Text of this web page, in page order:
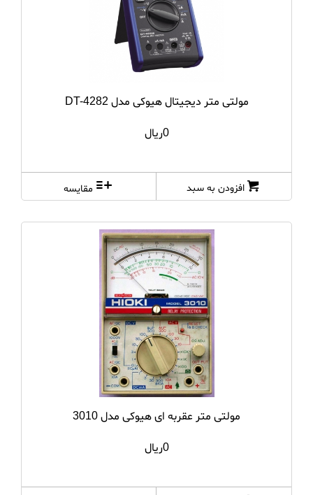
مولتی متر دیجیتال هیوکی مدل DT-4282
0ریال
افزودن به سبد مقایسه
مولتی متر عقربه ای هیوکی مدل 3010
0ریال